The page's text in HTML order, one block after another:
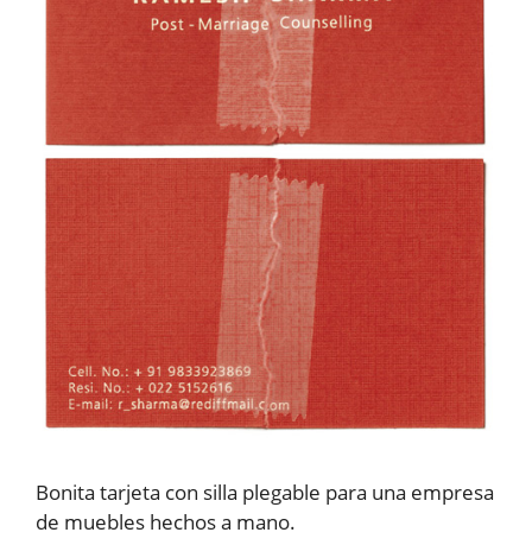
Bonita tarjeta con silla plegable para una empresa
de muebles hechos a mano.